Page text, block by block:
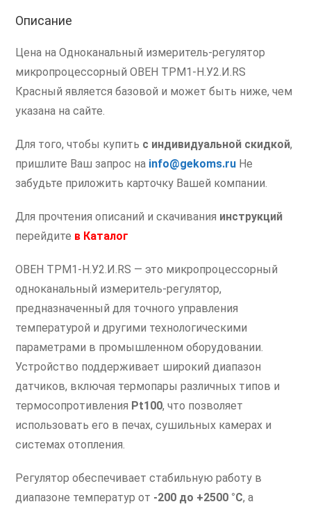
Описание
Цена на Одноканальный измеритель-регулятор
микропроцессорный ОВЕН ТРМ1-Н.У2.И.RS
Красный является базовой и может быть ниже, чем
указана на сайте.
Для того, чтобы купить с индивидуальной скидкой,
пришлите Ваш запрос на info@gekoms.ru Не
забудьте приложить карточку Вашей компании.
Для прочтения описаний и скачивания инструкций
перейдите в Каталог
ОВЕН ТРМ1-Н.У2.И.RS — это микропроцессорный
одноканальный измеритель-регулятор,
предназначенный для точного управления
температурой и другими технологическими
параметрами в промышленном оборудовании.
Устройство поддерживает широкий диапазон
датчиков, включая термопары различных типов и
термосопротивления Pt100, что позволяет
использовать его в печах, сушильных камерах и
системах отопления.
Регулятор обеспечивает стабильную работу в
диапазоне температур от -200 до +2500 °C, а